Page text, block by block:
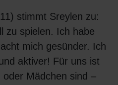
stimmt Sreylen zu:
zu spielen. Ich habe
mich gesünder. Ich
aktiver! Für uns ist
Mädchen sind –